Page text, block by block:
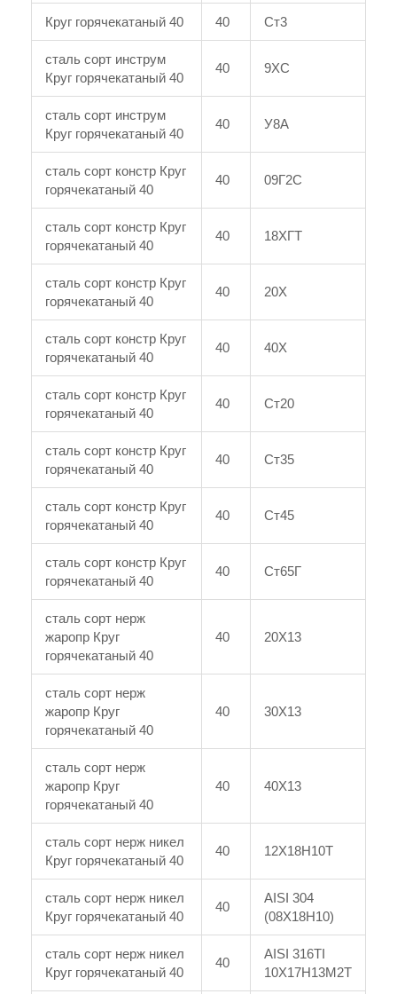
Круг горячекатаный 40 40 Ст3
сталь сорт инструм
Круг горячекатаный 40
40 9ХС
сталь сорт инструм
Круг горячекатаный 40
40 У8А
сталь сорт констр Круг
горячекатаный 40
40 09Г2С
сталь сорт констр Круг
горячекатаный 40
40 18ХГТ
сталь сорт констр Круг
горячекатаный 40
40 20Х
сталь сорт констр Круг
горячекатаный 40
40 40Х
сталь сорт констр Круг
горячекатаный 40
40 Ст20
сталь сорт констр Круг
горячекатаный 40
40 Ст35
сталь сорт констр Круг
горячекатаный 40
40 Ст45
сталь сорт констр Круг
горячекатаный 40
40 Ст65Г
сталь сорт нерж
жаропр Круг
горячекатаный 40
40 20Х13
сталь сорт нерж
жаропр Круг
горячекатаный 40
40 30Х13
сталь сорт нерж
жаропр Круг
горячекатаный 40
40 40Х13
сталь сорт нерж никел
Круг горячекатаный 40
40 12Х18Н10Т
сталь сорт нерж никел
Круг горячекатаный 40
40
AISI 304
(08Х18Н10)
сталь сорт нерж никел
Круг горячекатаный 40
40
AISI 316TI
10Х17Н13М2Т